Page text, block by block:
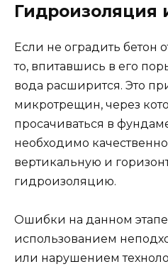
Гидроизоляция
Если не оградить бетон
то, впитавшись в его
вода расширится. Это
микротрещин, через
просачиваться в
необходимо
вертикальную и
гидроизоляцию.
Ошибки на данном этапе
использованием
или нарушением